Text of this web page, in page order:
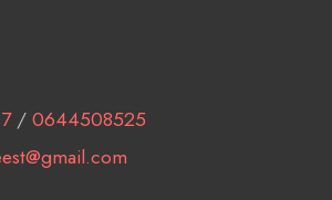
/0644508525